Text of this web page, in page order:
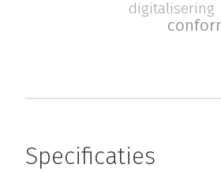
digitalisering
Specificaties